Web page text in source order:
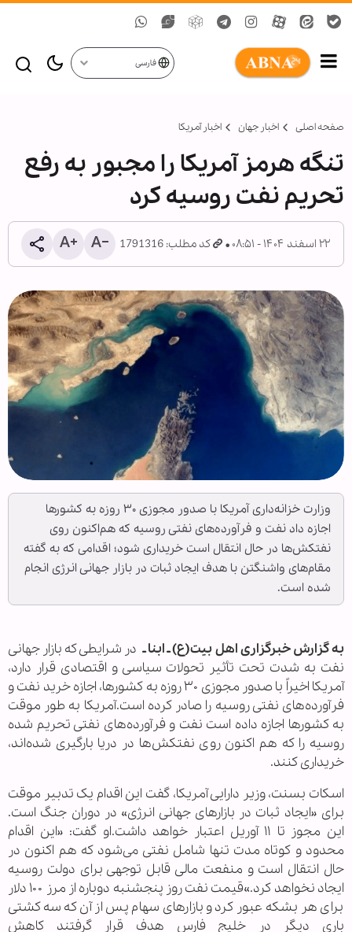
فارسی
صفحه اصلی اخبار جهان اخبار آمریکا
تنگه هرمز آمریکا را مجبور به رفع
تحریم نفت روسیه کرد
۲۲ اسفند ۱۴۰۴ - ۰۸:۵۱ کد مطلب: 1791316
وزارت خزانه‌داری آمریکا با صدور مجوزی ۳۰ روزه به کشورها
اجازه داد نفت و فرآورده‌های نفتی روسیه که هم‌اکنون روی
نفتکش‌ها در حال انتقال است خریداری شود؛ اقدامی که به گفته
مقام‌های واشنگتن با هدف ایجاد ثبات در بازار جهانی انرژی انجام
شده است.
به گزارش خبرگزاری اهل بیت(ع) ـ ابنا ـ در شرایطی که بازار جهانی
نفت به شدت تحت تأثیر تحولات سیاسی و اقتصادی قرار دارد،
آمریکا اخیراً با صدور مجوزی ۳۰ روزه به کشورها، اجازه خرید نفت و
فرآورده‌های نفتی روسیه را صادر کرده است.آمریکا به طور موقت
به کشورها اجازه داده است نفت و فرآورده‌های نفتی تحریم شده
روسیه را که هم اکنون روی نفتکش‌ها در دریا بارگیری شده‌اند،
خریداری کنند.
اسکات بسنت، وزیر دارایی آمریکا، گفت این اقدام یک تدبیر موقت
برای «ایجاد ثبات در بازارهای جهانی انرژی» در دوران جنگ است.
این مجوز تا ۱۱ آوریل اعتبار خواهد داشت.او گفت: «این اقدام
محدود و کوتاه مدت تنها شامل نفتی می‌شود که هم اکنون در
حال انتقال است و منفعت مالی قابل توجهی برای دولت روسیه
ایجاد نخواهد کرد.»قیمت نفت روز پنجشنبه دوباره از مرز ۱۰۰ دلار
برای هر بشکه عبور کرد و بازارهای سهام پس از آن که سه کشتی
باری دیگر در خلیج فارس هدف قرار گرفتند کاهش